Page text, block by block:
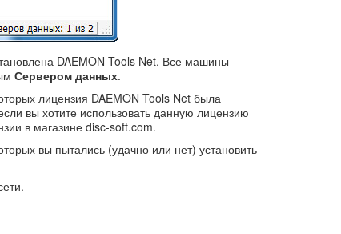
DAEMON Tools Net. Все машины
Сервером данных.
лицензия DAEMON Tools Net была
вы хотите использовать данную лицензию
в магазине disc-soft.com.
вы пытались (удачно или нет) установить